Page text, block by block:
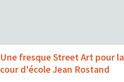
Une fresque Street Art pour la
cour d'école Jean Rostand